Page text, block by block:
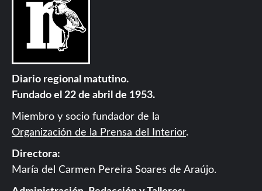
Diario regional matutino.
Fundado el 22 de abril de 1953.
Miembro y socio fundador de la
Organización de la Prensa del Interior.
Directora:
María del Carmen Pereira Soares de Araújo.